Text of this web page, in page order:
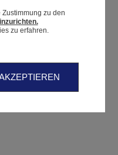
zu den
zu erfahren.